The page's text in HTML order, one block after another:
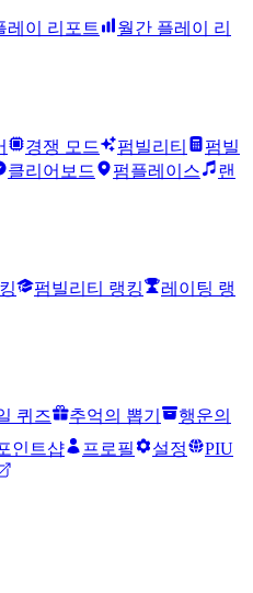
레이 리포트
월간 플레이 리
경쟁 모드 펌빌리티
펌빌
클리어보드 펌플레이스
랜
펌빌리티 랭킹
레이팅 랭
퀴즈 추억의 뽑기
행운의
인트샵 프로필 설정
PIU